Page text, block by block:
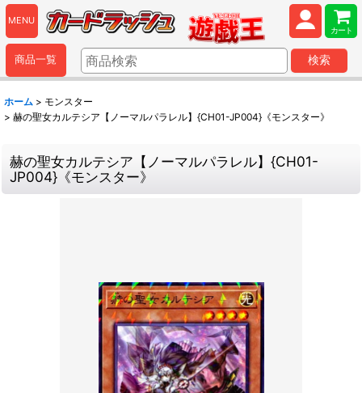
MENU
カート
商品一覧 検索
ホーム > モンスター
> 赫の聖女カルテシア【ノーマルパラレル】{CH01-JP004}《モンスター》
赫の聖女カルテシア【ノーマルパラレル】{CH01-
JP004}《モンスター》